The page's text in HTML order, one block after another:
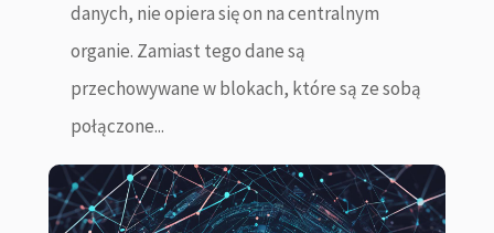
danych, nie opiera się on na centralnym
organie. Zamiast tego dane są
przechowywane w blokach, które są ze sobą
połączone...